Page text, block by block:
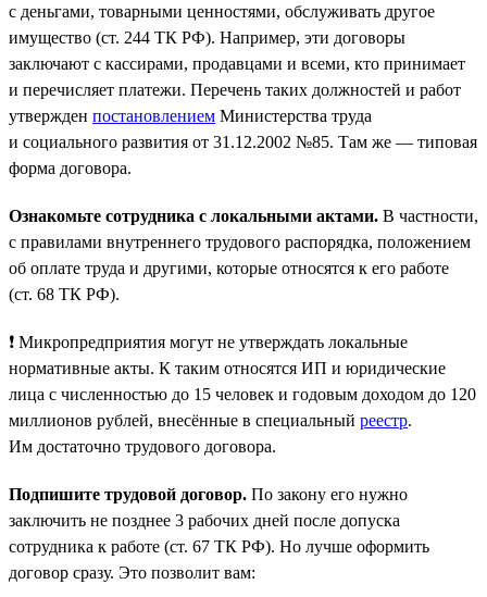
с деньгами, товарными ценностями, обслуживать другое
имущество (ст. 244 ТК РФ). Например, эти договоры
заключают с кассирами, продавцами и всеми, кто принимает
и перечисляет платежи. Перечень таких должностей и работ
утвержден постановлением Министерства труда
и социального развития от 31.12.2002 №85. Там же — типовая
форма договора.
Ознакомьте сотрудника с локальными актами. В частности,
с правилами внутреннего трудового распорядка, положением
об оплате труда и другими, которые относятся к его работе
(ст. 68 ТК РФ).
❗ Микропредприятия могут не утверждать локальные
нормативные акты. К таким относятся ИП и юридические
лица с численностью до 15 человек и годовым доходом до 120
миллионов рублей, внесённые в специальный реестр.
Им достаточно трудового договора.
Подпишите трудовой договор. По закону его нужно
заключить не позднее 3 рабочих дней после допуска
сотрудника к работе (ст. 67 ТК РФ). Но лучше оформить
договор сразу. Это позволит вам: